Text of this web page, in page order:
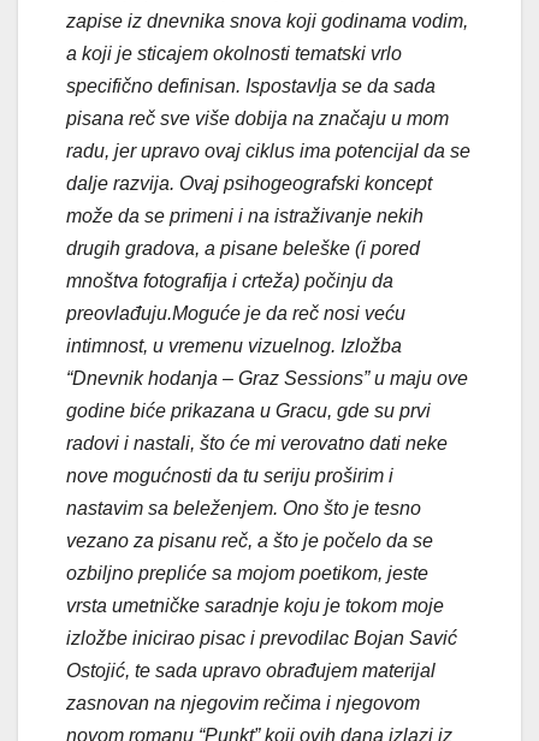
zapise iz dnevnika snova koji godinama vodim,
a koji je sticajem okolnosti tematski vrlo
specifično definisan. Ispostavlja se da sada
pisana reč sve više dobija na značaju u mom
radu, jer upravo ovaj ciklus ima potencijal da se
dalje razvija. Ovaj psihogeografski koncept
može da se primeni i na istraživanje nekih
drugih gradova, a pisane beleške (i pored
mnoštva fotografija i crteža) počinju da
preovlađuju.Moguće je da reč nosi veću
intimnost, u vremenu vizuelnog. Izložba
“Dnevnik hodanja – Graz Sessions” u maju ove
godine biće prikazana u Gracu, gde su prvi
radovi i nastali, što će mi verovatno dati neke
nove mogućnosti da tu seriju proširim i
nastavim sa beleženjem. Ono što je tesno
vezano za pisanu reč, a što je počelo da se
ozbiljno prepliće sa mojom poetikom, jeste
vrsta umetničke saradnje koju je tokom moje
izložbe inicirao pisac i prevodilac Bojan Savić
Ostojić, te sada upravo obrađujem materijal
zasnovan na njegovim rečima i njegovom
novom romanu “Punkt” koji ovih dana izlazi iz